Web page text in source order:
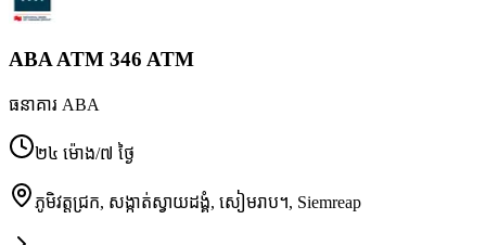
ABA ATM 346 ATM
ធនាគារ ABA
២៤ ម៉ោង/៧ ថ្ងៃ
ភូមិវត្តជ្រក, សង្កាត់ស្វាយដង្គំ, សៀមរាប។, Siemreap